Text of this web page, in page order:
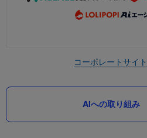
コーポレートサイト
AIへの取り組み